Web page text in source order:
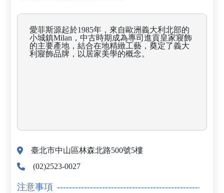
愛菲斯源起於1985年，來自歐洲義大利北部的
小城鎮Milan，中古時期成為專司進貢皇家寢飾
的主要產地，結合在地精緻工藝，奠定了義大
利寢飾品牌，以居家美學的概念。
臺北市中山區林森北路500號5樓
(02)2523-0027
注意事項